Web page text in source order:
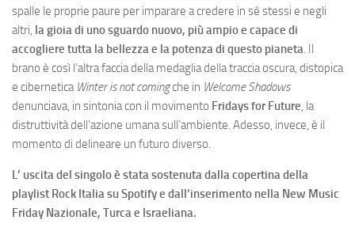
spalle le proprie paure per imparare a credere in sé stessi e negli
altri, la gioia di uno sguardo nuovo, più ampio e capace di
accogliere tutta la bellezza e la potenza di questo pianeta. Il
brano è così l’altra faccia della medaglia della traccia oscura, distopica
e cibernetica Winter is not comingche in Welcome Shadows
denunciava, in sintonia con il movimento Fridays for Future, la
distruttività dell’azione umana sull’ambiente. Adesso, invece, è il
momento di delineare un futuro diverso.
L’ uscita del singolo è stata sostenuta dalla copertina della
playlist Rock Italia su Spotify e dall’inserimento nella New Music
Friday Nazionale, Turca e Israeliana.